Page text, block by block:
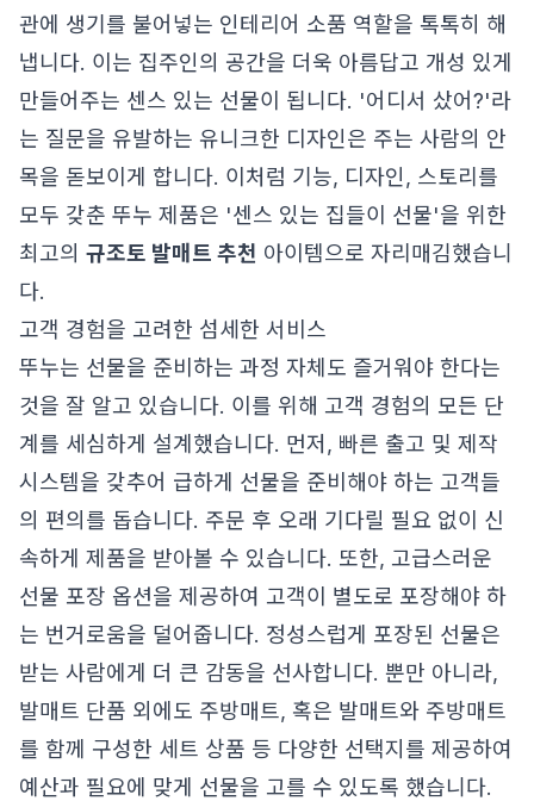
관에 생기를 불어넣는 인테리어 소품 역할을 톡톡히 해
냅니다. 이는 집주인의 공간을 더욱 아름답고 개성 있게
만들어주는 센스 있는 선물이 됩니다. '어디서 샀어?'라
는 질문을 유발하는 유니크한 디자인은 주는 사람의 안
목을 돋보이게 합니다. 이처럼 기능, 디자인, 스토리를
모두 갖춘 뚜누 제품은 '센스 있는 집들이 선물'을 위한
최고의 규조토 발매트 추천 아이템으로 자리매김했습니
다.
고객 경험을 고려한 섬세한 서비스
뚜누는 선물을 준비하는 과정 자체도 즐거워야 한다는
것을 잘 알고 있습니다. 이를 위해 고객 경험의 모든 단
계를 세심하게 설계했습니다. 먼저, 빠른 출고 및 제작
시스템을 갖추어 급하게 선물을 준비해야 하는 고객들
의 편의를 돕습니다. 주문 후 오래 기다릴 필요 없이 신
속하게 제품을 받아볼 수 있습니다. 또한, 고급스러운
선물 포장 옵션을 제공하여 고객이 별도로 포장해야 하
는 번거로움을 덜어줍니다. 정성스럽게 포장된 선물은
받는 사람에게 더 큰 감동을 선사합니다. 뿐만 아니라,
발매트 단품 외에도 주방매트, 혹은 발매트와 주방매트
를 함께 구성한 세트 상품 등 다양한 선택지를 제공하여
예산과 필요에 맞게 선물을 고를 수 있도록 했습니다.